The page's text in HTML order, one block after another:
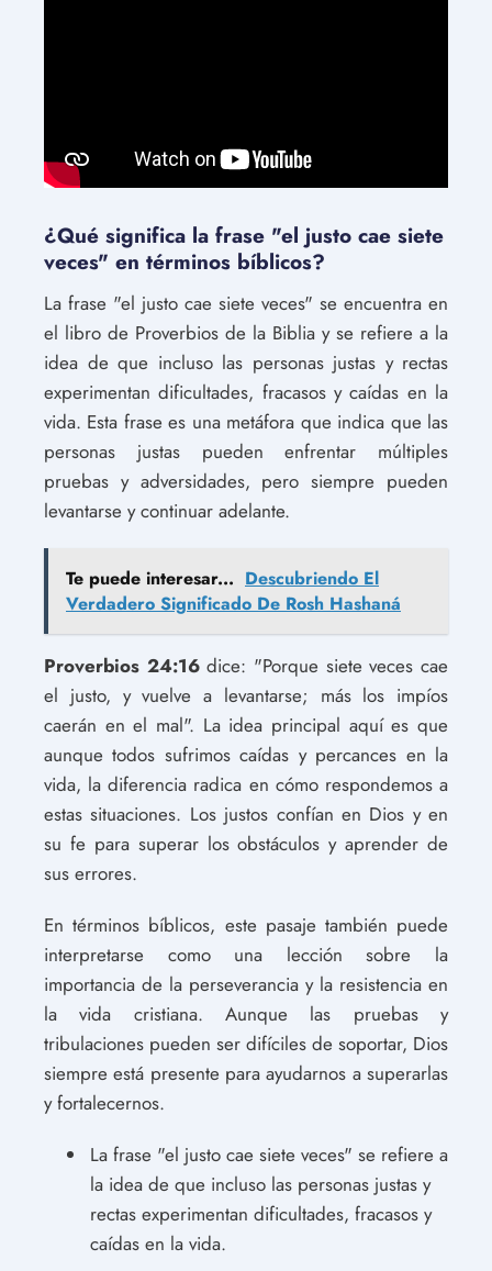
¿Qué significa la frase "el justo cae siete
veces" en términos bíblicos?
La frase "el justo cae siete veces" se encuentra en
el libro de Proverbios de la Biblia y se refiere a la
idea de que incluso las personas justas y rectas
experimentan dificultades, fracasos y caídas en la
vida. Esta frase es una metáfora que indica que las
personas justas pueden enfrentar múltiples
pruebas y adversidades, pero siempre pueden
levantarse y continuar adelante.
Te puede interesar... Descubriendo El
Verdadero Significado De Rosh Hashaná
Proverbios 24:16dice: "Porque siete veces cae
el justo, y vuelve a levantarse; más los impíos
caerán en el mal". La idea principal aquí es que
aunque todos sufrimos caídas y percances en la
vida, la diferencia radica en cómo respondemos a
estas situaciones. Los justos confían en Dios y en
su fe para superar los obstáculos y aprender de
sus errores.
En términos bíblicos, este pasaje también puede
interpretarse como una lección sobre la
importancia de la perseverancia y la resistencia en
la vida cristiana. Aunque las pruebas y
tribulaciones pueden ser difíciles de soportar, Dios
siempre está presente para ayudarnos a superarlas
y fortalecernos.
La frase "el justo cae siete veces" se refiere a
la idea de que incluso las personas justas y
rectas experimentan dificultades, fracasos y
caídas en la vida.